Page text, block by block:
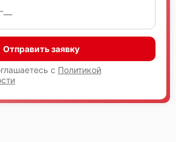
Отправить заявку
с Политикой